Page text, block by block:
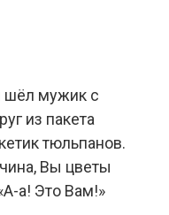
шёл мужик с
из пакета
тюльпанов.
Вы цветы
а! Это Вам!»